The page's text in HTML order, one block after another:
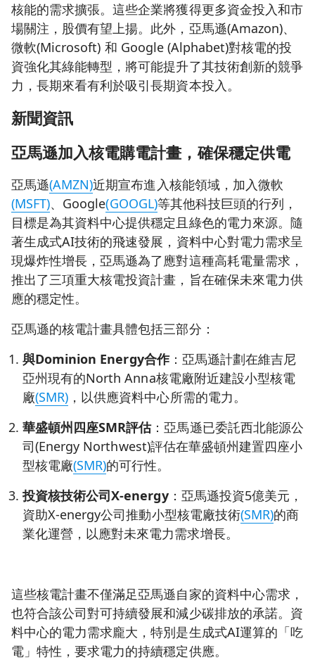
核能的需求擴張。這些企業將獲得更多資金投入和市
場關注，股價有望上揚。此外，亞馬遜(Amazon)、
微軟(Microsoft) 和 Google (Alphabet)對核電的投
資強化其綠能轉型，將可能提升了其技術創新的競爭
力，長期來看有利於吸引長期資本投入。
新聞資訊
亞馬遜加入核電購電計畫，確保穩定供電
亞馬遜(AMZN)近期宣布進入核能領域，加入微軟
(MSFT)、Google(GOOGL)等其他科技巨頭的行列，
目標是為其資料中心提供穩定且綠色的電力來源。隨
著生成式AI技術的飛速發展，資料中心對電力需求呈
現爆炸性增長，亞馬遜為了應對這種高耗電量需求，
推出了三項重大核電投資計畫，旨在確保未來電力供
應的穩定性。
亞馬遜的核電計畫具體包括三部分：
與Dominion Energy合作：亞馬遜計劃在維吉尼
亞州現有的North Anna核電廠附近建設小型核電
廠(SMR) ，以供應資料中心所需的電力。
華盛頓州四座SMR評估：亞馬遜已委託西北能源公
司(Energy Northwest)評估在華盛頓州建置四座小
型核電廠(SMR)的可行性。
投資核技術公司X-energy：亞馬遜投資5億美元，
資助X-energy公司推動小型核電廠技術(SMR)的商
業化運營，以應對未來電力需求增長。
這些核電計畫不僅滿足亞馬遜自家的資料中心需求，
也符合該公司對可持續發展和減少碳排放的承諾。資
料中心的電力需求龐大，特別是生成式AI運算的「吃
電」特性，要求電力的持續穩定供應。